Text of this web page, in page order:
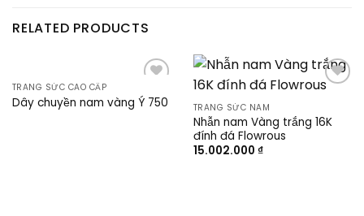
RELATED PRODUCTS
Add to
wishlist
TRANG SỨC CAO CẤP
Dây chuyền nam vàng Ý 750 TRANG SỨC NAM
Nhẫn nam Vàng trắng 16K
đính đá Flowrous
15.002.000 ₫